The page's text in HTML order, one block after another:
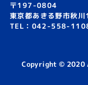
〒197-0804
東京都あきる野市秋
TEL：042-558-
Copyright ©